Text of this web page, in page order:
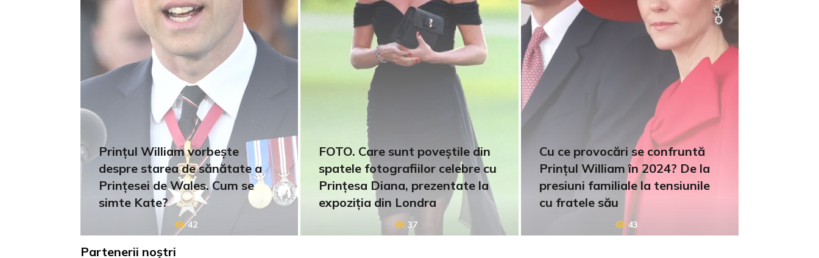
Prințul William vorbește
despre starea de sănătate a
Prințesei de Wales. Cum se
simte Kate?
42
FOTO. Care sunt poveștile din
spatele fotografiilor celebre cu
Prințesa Diana, prezentate la
expoziția din Londra
37
Cu ce provocări se confruntă
Prințul William în 2024? De la
presiuni familiale la tensiunile
cu fratele său
43
Partenerii noștri